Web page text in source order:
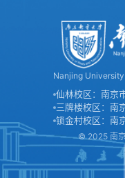
Nanjing
仙林校区：南京
三牌楼校区：南
锁金村校区：南
© 2025 南